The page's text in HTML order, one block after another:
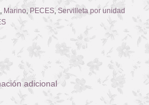
Marino PECES, Servilleta por unidad
adicional